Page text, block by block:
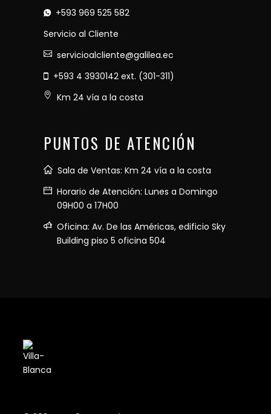
+593 969 525 582
Servicio al Cliente
servicioalcliente@galilea.ec
+593 4 3930142 ext. (301-311)
Km 24 vía a la costa
PUNTOS DE ATENCIÓN
Sala de Ventas: Km 24 vía a la costa
Horario de Atención: Lunes a Domingo
09H00 a 17H00
Oficina: Av. De las Américas, edificio Sky
Building piso 5 oficina 504